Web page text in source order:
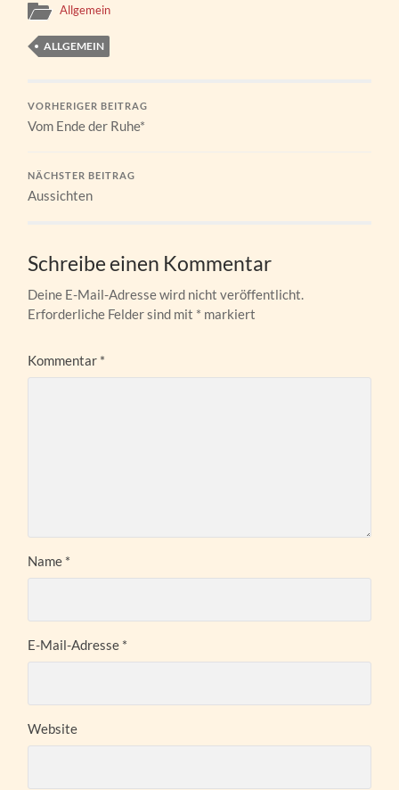
Allgemein
ALLGEMEIN
VORHERIGER BEITRAG
Vom Ende der Ruhe*
NÄCHSTER BEITRAG
Aussichten
Schreibe einen Kommentar
Deine E-Mail-Adresse wird nicht veröffentlicht.
Erforderliche Felder sind mit * markiert
Kommentar *
Name *
E-Mail-Adresse *
Website